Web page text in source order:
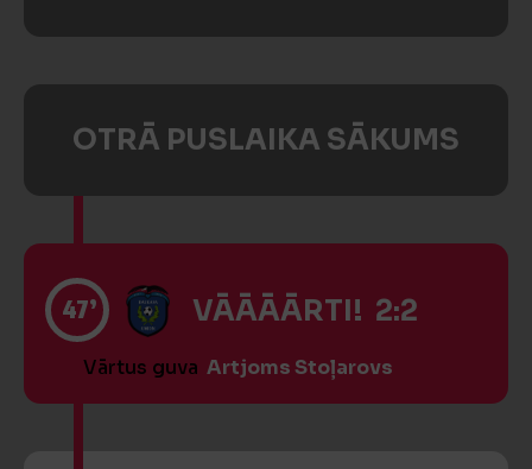
OTRĀ PUSLAIKA SĀKUMS
47’ VĀĀĀĀRTI! 2:2
Vārtus guva Artjoms Stoļarovs